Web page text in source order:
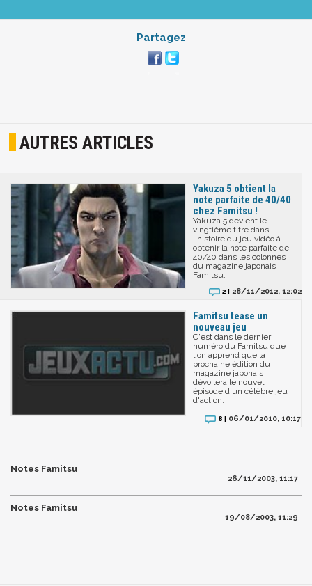
Partagez
AUTRES ARTICLES
Yakuza 5 obtient la
note parfaite de 40/40
chez Famitsu !
Yakuza 5 devient le
vingtième titre dans
l'histoire du jeu vidéo à
obtenir la note parfaite de
40/40 dans les colonnes
du magazine japonais
Famitsu.
2 | 28/11/2012, 12:02
Famitsu tease un
nouveau jeu
C'est dans le dernier
numéro du Famitsu que
l'on apprend que la
prochaine édition du
magazine japonais
dévoilera le nouvel
épisode d'un célèbre jeu
d'action.
8 | 06/01/2010, 10:17
Notes Famitsu
26/11/2003, 11:17
Notes Famitsu
19/08/2003, 11:29